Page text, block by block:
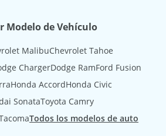
Modelo de Vehículo
MalibuChevrolet Tahoe
ChargerDodge RamFord Fusion
Honda AccordHonda Civic
SonataToyota Camry
Todos los modelos de auto